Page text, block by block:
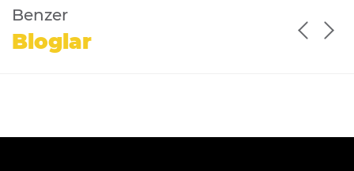
Benzer
Bloglar